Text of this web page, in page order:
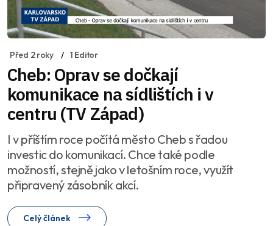
Před 2 roky 1 Editor
Cheb: Oprav se dočkají
komunikace na sídlištích i v
centru (TV Západ)
I v příštím roce počítá město Cheb s řadou
investic do komunikací. Chce také podle
možností, stejně jako v letošním roce, využít
připravený zásobník akcí.
Celý článek